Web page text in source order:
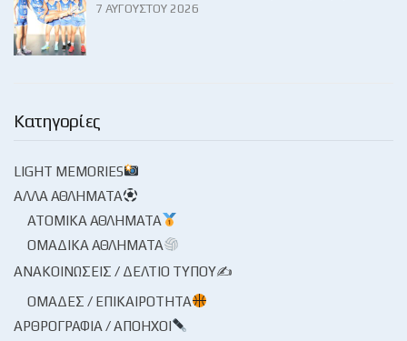
7 ΑΥΓΟΎΣΤΟΥ 2026
Κατηγορίες
LIGHT MEMORIES
ΆΛΛΑ ΑΘΛΉΜΑΤΑ
ΑΤΟΜΙΚΆ ΑΘΛΉΜΑΤΑ
ΟΜΑΔΙΚΆ ΑΘΛΉΜΑΤΑ
ΑΝΑΚΟΙΝΏΣΕΙΣ / ΔΕΛΤΊΟ ΤΎΠΟΥ✍
ΟΜΆΔΕΣ / ΕΠΙΚΑΙΡΌΤΗΤΑ
ΑΡΘΡΟΓΡΑΦΊΑ / ΑΠΌΗΧΟΙ